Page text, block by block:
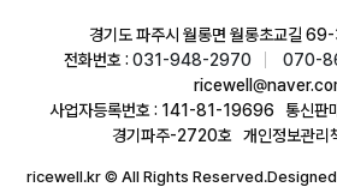
경기도 파주시 월롱면 월롱초교길
전화번호 : 031-948-2970 070-
사업자등록번호 : 141-81-19696 통신판
경기파주-2720호 개인정보관리
ricewell.kr © All Rights